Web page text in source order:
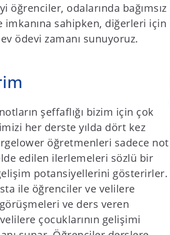
öğrenciler, odalarında bağımsız
sahipken, diğerleri için
ödevi zamanı sunuyoruz.
şeffaflığı bizim için çok
her derste yılda dört kez
öğretmenleri sadece not
edilen ilerlemeleri sözlü bir
potansiyellerini gösterirler.
ile öğrenciler ve velilere
ve ders veren
çocuklarının gelişimi